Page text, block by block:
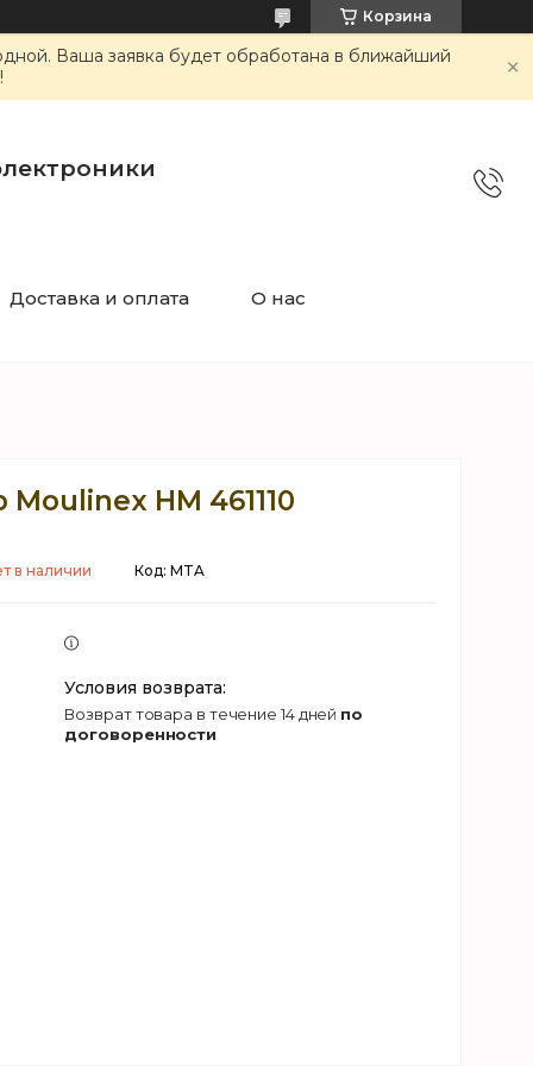
Корзина
Ваша заявка будет обработана в ближайший
Доставка и оплата О нас
HM 461110
в наличии Код: MTA
возврат товара в течение 14 дней по
договоренности